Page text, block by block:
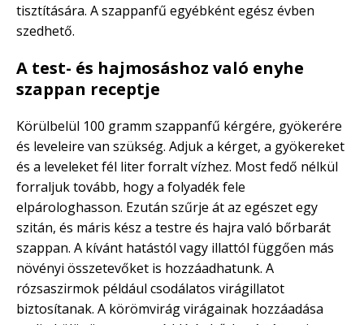
tisztítására. A szappanfű egyébként egész évben
szedhető.
A test- és hajmosáshoz való enyhe
szappan receptje
Körülbelül 100 gramm szappanfű kérgére, gyökerére
és leveleire van szükség. Adjuk a kérget, a gyökereket
és a leveleket fél liter forralt vízhez. Most fedő nélkül
forraljuk tovább, hogy a folyadék fele
elpárologhasson. Ezután szűrje át az egészet egy
szitán, és máris kész a testre és hajra való bőrbarát
szappan. A kívánt hatástól vagy illattól függően más
növényi összetevőket is hozzáadhatunk. A
rózsaszirmok például csodálatos virágillatot
biztosítanak. A körömvirág virágainak hozzáadása